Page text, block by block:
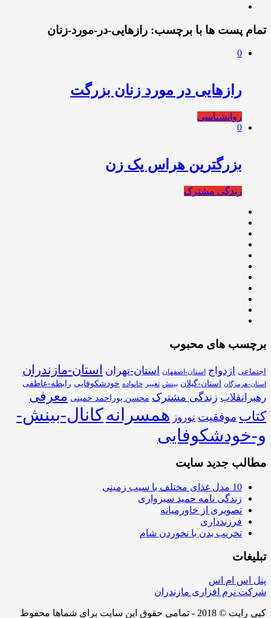
تمام پست ها با برچسب: رازهایی-در-مورد-زنان
0
رازهایی در مورد زنان بزرگت
روانشناسی
0
بزرگترین هراس یک زن
زندگی مشترک
برچسب های محبوب
اجتماعی ازدواج استان-اصفهان استان-تهران استان-مازندران
استان-هرمزگان استان-گیلان بینش تغییر خانواده خودشکوفایی رابطه-عاطفی
رهبرانقلاب زندگی مشترک محسن پوراحمد خمینی معرفی
کتاب موفقیت نوروز همسرانهکانال-بینش-
و-خودشکوفایی
مطالب جدید سایت
10 مدل غذای مختلف با سیب زمینی
زندگی نامه حمید سبزواری
تصویری از خاورمیانه
فرزندداری
تخریب بدن با نخوردن شام
تبلیغات
پنل اس ام اس
شرکت نرم افزاری مازندران
کپی رایت © 2018 - تمامی حقوق این سایت برای شماها محفوظ